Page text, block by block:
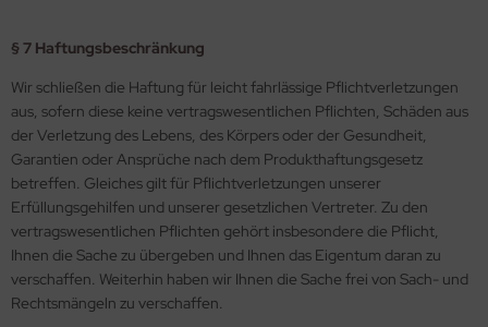
§ 7 Haftungsbeschränkung
Wir schließen die Haftung für leicht fahrlässige Pflichtverletzungen
aus, sofern diese keine vertragswesentlichen Pflichten, Schäden aus
der Verletzung des Lebens, des Körpers oder der Gesundheit,
Garantien oder Ansprüche nach dem Produkthaftungsgesetz
betreffen. Gleiches gilt für Pflichtverletzungen unserer
Erfüllungsgehilfen und unserer gesetzlichen Vertreter. Zu den
vertragswesentlichen Pflichten gehört insbesondere die Pflicht,
Ihnen die Sache zu übergeben und Ihnen das Eigentum daran zu
verschaffen. Weiterhin haben wir Ihnen die Sache frei von Sach- und
Rechtsmängeln zu verschaffen.